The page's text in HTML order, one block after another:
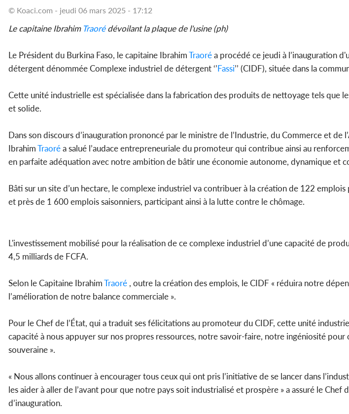
© Koaci.com - jeudi 06 mars 2025 - 17:12
Le capitaine Ibrahim Traorédévoilant la plaque de l'usine (ph)
Le Président du Burkina Faso, le capitaine IbrahimTraoréa procédé ce jeudi à l’inauguration
détergent dénommée Complexe industriel de détergent ‘’Fassi’’ (CIDF), située dans la
Cette unité industrielle est spécialisée dans la fabrication des produits de nettoyage tels que
et solide.
Dans son discours d’inauguration prononcé par le ministre de l’Industrie, du Commerce et de
IbrahimTraoréa salué l’audace entrepreneuriale du promoteur qui contribue ainsi au
en parfaite adéquation avec notre ambition de bâtir une économie autonome, dynamique et
Bâti sur un site d’un hectare, le complexe industriel va contribuer à la création de 122
et près de 1 600 emplois saisonniers, participant ainsi à la lutte contre le chômage.
L'investissement mobilisé pour la réalisation de ce complexe industriel d’une capacité de
4,5 milliards de FCFA.
Selon le Capitaine IbrahimTraoré , outre la création des emplois, le CIDF « réduira notre
l’amélioration de notre balance commerciale ».
Pour le Chef de l’État, qui a traduit ses félicitations au promoteur du CIDF, cette unité
capacité à nous appuyer sur nos propres ressources, notre savoir-faire, notre ingéniosité
souveraine ».
« Nous allons continuer à encourager tous ceux qui ont pris l’initiative de se lancer dans
les aider à aller de l’avant pour que notre pays soit industrialisé et prospère » a assuré le Chef
d’inauguration.